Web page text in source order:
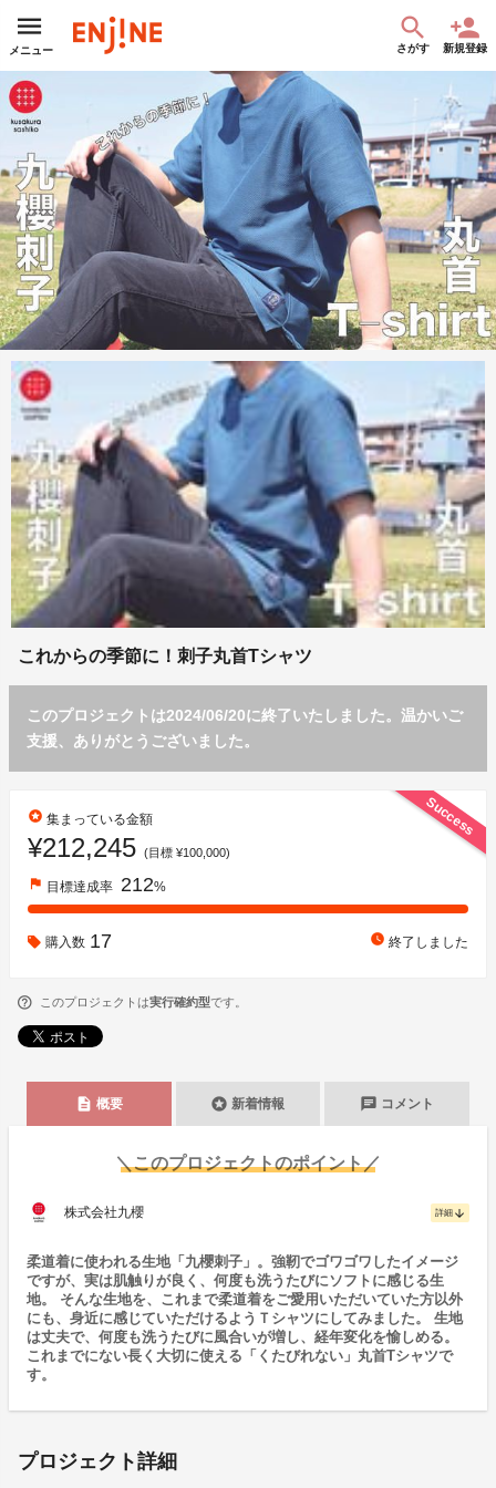
メニュー さがす 新規登録
これからの季節に！刺子丸首Tシャツ
このプロジェクトは2024/06/20に終了いたしました。温かいご
支援、ありがとうございました。
Success
stars 集まっている金額
¥212,245 (目標 ¥100,000)
flag 目標達成率 212%
購入数 17 watch_later 終了しました
このプロジェクトは実行確約型です。
description 概要 stars 新着情報 chat コメント
＼このプロジェクトのポイント／
株式会社九櫻 詳細 arrow_downward
柔道着に使われる生地「九櫻刺子」。強靭でゴワゴワしたイメージ
ですが、実は肌触りが良く、何度も洗うたびにソフトに感じる生
地。 そんな生地を、これまで柔道着をご愛用いただいていた方以外
にも、身近に感じていただけるようＴシャツにしてみました。 生地
は丈夫で、何度も洗うたびに風合いが増し、経年変化を愉しめる。
これまでにない長く大切に使える「くたびれない」丸首Tシャツで
す。
プロジェクト詳細